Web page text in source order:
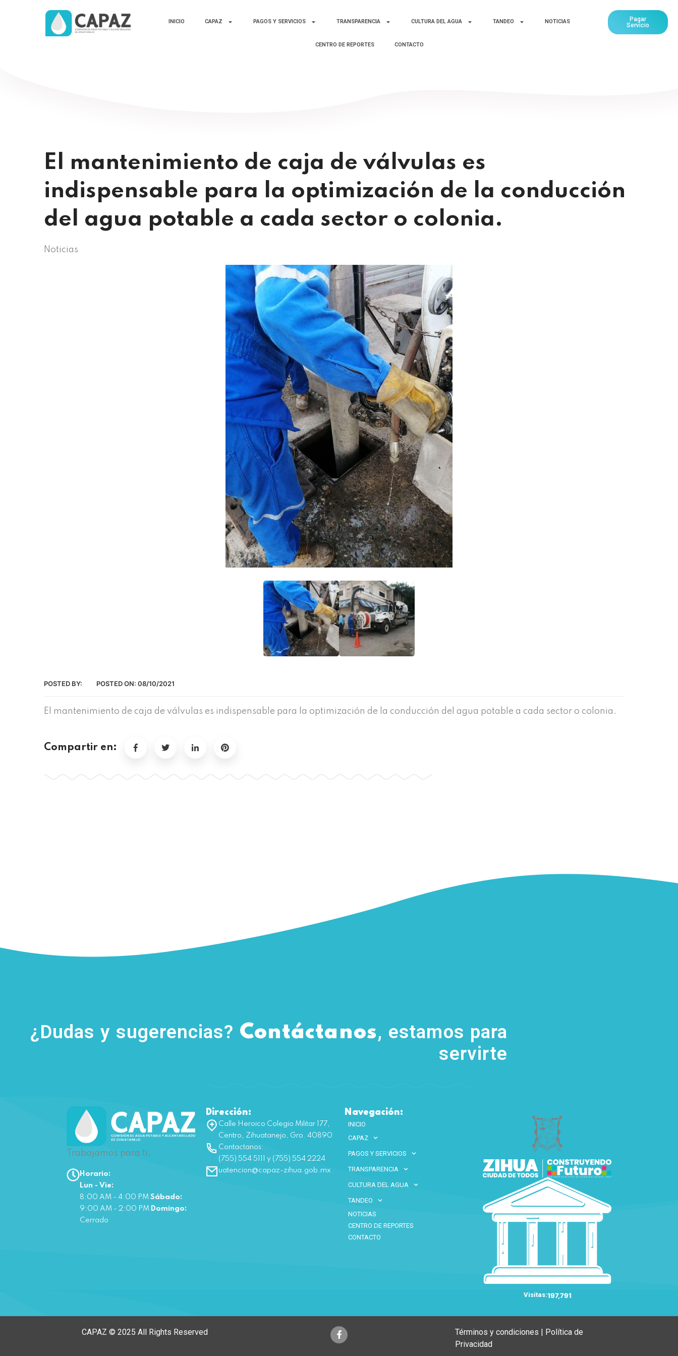
INICIO CAPAZ PAGOS Y SERVICIOS TRANSPARENCIA CULTURA DEL AGUA TANDEO NOTICIAS
CENTRO DE REPORTES CONTACTO
Pagar
Servicio
El mantenimiento de caja de válvulas es
indispensable para la optimización de la conducción
del agua potable a cada sector o colonia.
Noticias
POSTED BY: POSTED ON: 08/10/2021
El mantenimiento de caja de válvulas es indispensable para la optimización de la conducción del agua potable a cada sector o colonia.
Compartir en:
¿Dudas y sugerencias? Contáctanos, estamos para
servirte
Trabajamos para ti.
Horario:
Lun - Vie:
8:00 AM - 4:00 PM Sábado:
9:00 AM - 2:00 PM Domingo:
Cerrado
Dirección:
Calle Heroico Colegio Militar 177,
Centro, Zihuatanejo, Gro. 40890
Contactanos:
(755) 554 5111 y (755) 554 2224
uatencion@capaz-zihua.gob.mx
Navegación:
INICIO
CAPAZ
PAGOS Y SERVICIOS
TRANSPARENCIA
CULTURA DEL AGUA
TANDEO
NOTICIAS
CENTRO DE REPORTES
CONTACTO
Visitas:197,791
CAPAZ © 2025 All Rights Reserved
Términos y condiciones | Política de
Privacidad